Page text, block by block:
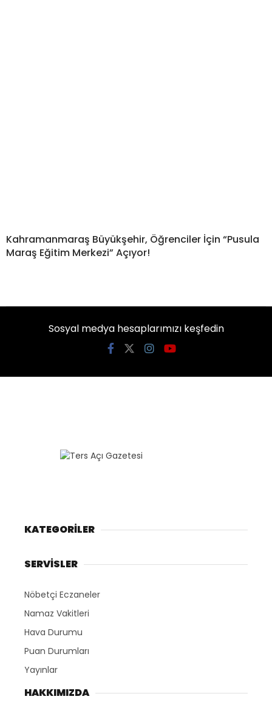
Kahramanmaraş Büyükşehir, Öğrenciler İçin “Pusula
Maraş Eğitim Merkezi” Açıyor!
Sosyal medya hesaplarımızı keşfedin
KATEGORİLER
SERVİSLER
Nöbetçi Eczaneler
Namaz Vakitleri
Hava Durumu
Puan Durumları
Yayınlar
HAKKIMIZDA